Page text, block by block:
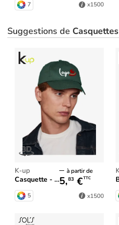
7 x1500
Suggestions de Casquettes
K-up
Casquette - 5 panneaux
à partir de
5,83 €TTC
5 x1500